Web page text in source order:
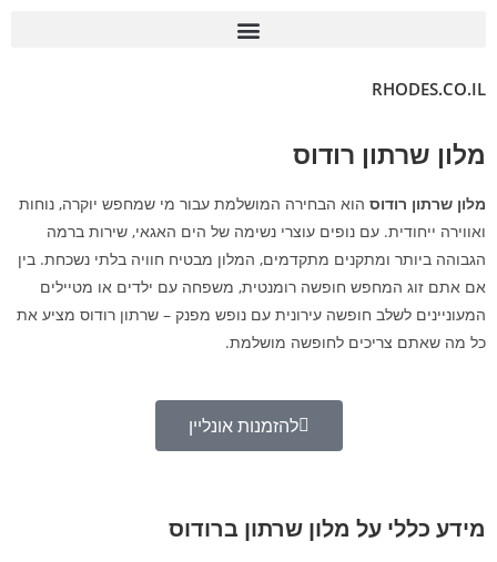
RHODES.CO.IL
מלון שרתון רודוס
מלון שרתון רודוס הוא הבחירה המושלמת עבור מי שמחפש יוקרה, נוחות
ואווירה ייחודית. עם נופים עוצרי נשימה של הים האגאי, שירות ברמה
הגבוהה ביותר ומתקנים מתקדמים, המלון מבטיח חוויה בלתי נשכחת. בין
אם אתם זוג המחפש חופשה רומנטית, משפחה עם ילדים או מטיילים
המעוניינים לשלב חופשה עירונית עם נופש מפנק – שרתון רודוס מציע את
כל מה שאתם צריכים לחופשה מושלמת.
להזמנות אונליין
מידע כללי על מלון שרתון ברודוס